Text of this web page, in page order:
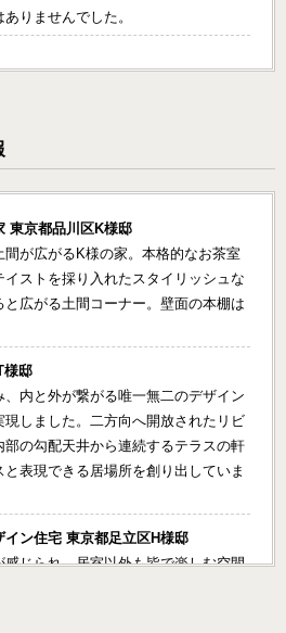
りませんでした。
東京都品川区K様邸
が広がるK様の家。本格的なお茶室
ストを採り入れたスタイリッシュな
広がる土間コーナー。壁面の本棚は
様邸
内と外が繋がる唯一無二のデザイン
しました。二方向へ開放されたリビ
の勾配天井から連続するテラスの軒
表現できる居場所を創り出していま
ン住宅 東京都足立区H様邸
じられ、居室以外も皆で楽しむ空間